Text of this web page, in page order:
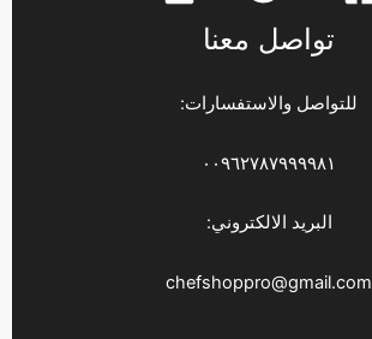
تواصل معنا
للتواصل والاستفسارات:
٠٠٩٦٢٧٨٧٩٩٩٩٨١
البريد الالكتروني:
chefshoppro@gmail.com